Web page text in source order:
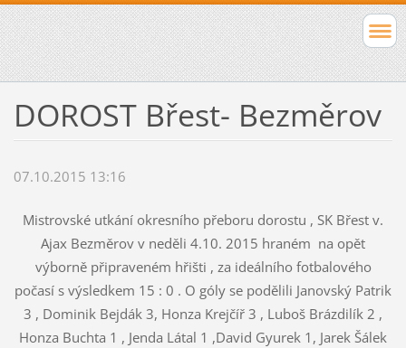
DOROST Břest- Bezměrov
07.10.2015 13:16
Mistrovské utkání okresního přeboru dorostu , SK Břest v.
Ajax Bezměrov v neděli 4.10. 2015 hraném na opět
výborně připraveném hřišti , za ideálního fotbalového
počasí s výsledkem 15 : 0 . O góly se podělili Janovský Patrik
3 , Dominik Bejdák 3, Honza Krejčíř 3 , Luboš Brázdilík 2 ,
Honza Buchta 1 , Jenda Látal 1 ,David Gyurek 1, Jarek Šálek